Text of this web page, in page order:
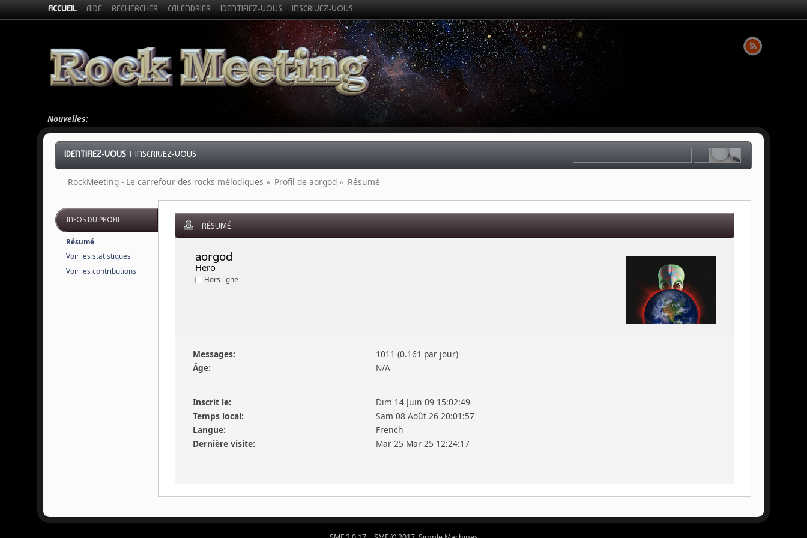
ACCUEIL AIDE RECHERCHER CALENDRIER IDENTIFIEZ-VOUS INSCRIVEZ-VOUS
Nouvelles:
IDENTIFIEZ-VOUS |INSCRIVEZ-VOUS
RockMeeting - Le carrefour des rocks mélodiques » Profil de aorgod » Résumé
INFOS DU PROFIL
Résumé
Voir les statistiques
Voir les contributions
RÉSUMÉ
aorgod
Hero
Hors ligne
Messages:
1011 (0.161 par jour)
Âge:
N/A
Inscrit le:
Dim 14 Juin 09 15:02:49
Temps local:
Sam 08 Août 26 20:01:57
Langue:
French
Dernière visite:
Mar 25 Mar 25 12:24:17